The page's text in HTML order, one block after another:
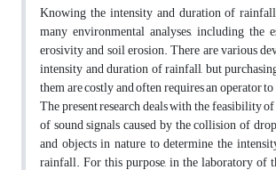
Knowing the intensity and duration of
many environmental analyses, including the
erosivity and soil erosion. There are various
intensity and duration of rainfall, but
them are costly and often requires an operator
The present research deals with the feasibility
of sound signals caused by the collision of
and objects in nature to determine the
rainfall. For this purpose, in the laboratory of